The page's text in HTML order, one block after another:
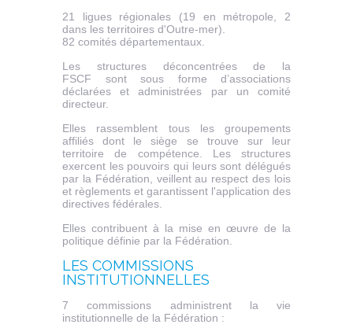
21 ligues régionales (19 en métropole, 2
dans les territoires d'Outre-mer).
82 comités départementaux.
Les structures déconcentrées de la
FSCF sont sous forme d’associations
déclarées et administrées par un comité
directeur.
Elles rassemblent tous les groupements
affiliés dont le siège se trouve sur leur
territoire de compétence. Les structures
exercent les pouvoirs qui leurs sont délégués
par la Fédération, veillent au respect des lois
et règlements et garantissent l'application des
directives fédérales.
Elles contribuent à la mise en œuvre de la
politique définie par la Fédération.
LES COMMISSIONS
INSTITUTIONNELLES
7 commissions administrent la vie
institutionnelle de la Fédération :